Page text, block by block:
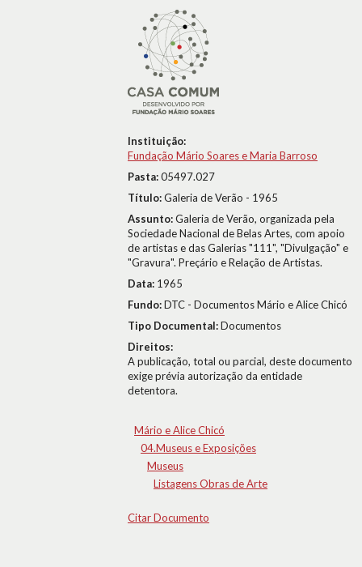
Instituição:
Fundação Mário Soares e Maria Barroso
Pasta:05497.027
Título:Galeria de Verão - 1965
Assunto:Galeria de Verão, organizada pela
Sociedade Nacional de Belas Artes, com apoio
de artistas e das Galerias "111", "Divulgação" e
"Gravura". Preçário e Relação de Artistas.
Data: 1965
Fundo:DTC - Documentos Mário e Alice Chicó
Tipo Documental:Documentos
Direitos:
A publicação, total ou parcial, deste documento
exige prévia autorização da entidade
detentora.
Mário e Alice Chicó
04.Museus e Exposições
Museus
Listagens Obras de Arte
Citar Documento